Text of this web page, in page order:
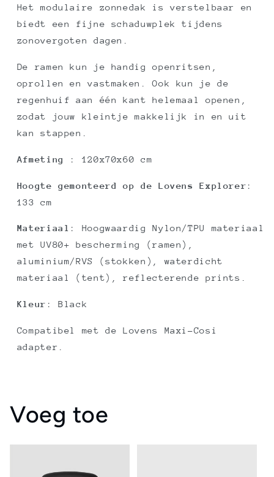
Het modulaire zonnedak is verstelbaar en
biedt een fijne schaduwplek tijdens
zonovergoten dagen.
De ramen kun je handig openritsen,
oprollen en vastmaken. Ook kun je de
regenhuif aan één kant helemaal openen,
zodat jouw kleintje makkelijk in en uit
kan stappen.
Afmeting : 120x70x60 cm
Hoogte gemonteerd op de Lovens Explorer :
133 cm
Materiaal : Hoogwaardig Nylon/TPU materiaal
met UV80+ bescherming (ramen),
aluminium/RVS (stokken), waterdicht
materiaal (tent), reflecterende prints.
Kleur : Black
Compatibel met de Lovens Maxi-Cosi
adapter.
Voeg toe